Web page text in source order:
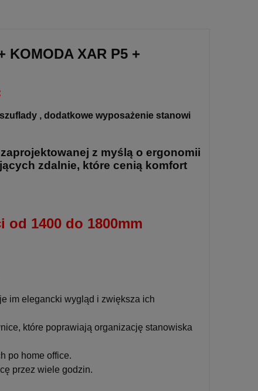
KOMODA XAR P5 +
, dodatkowe wyposażenie stanowi
z myślą o ergonomii
zdalnie, które cenią komfort
od 1400 do 1800mm
im elegancki wygląd i zwiększa ich
które poprawiają organizację stanowiska
po home office.
przez wiele godzin.